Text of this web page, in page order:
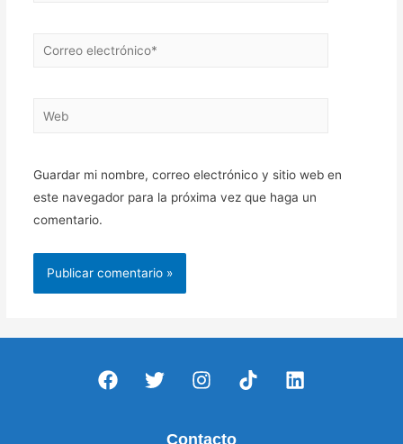
Correo
Web
Guardar mi nombre, correo electrónico y sitio web en
este navegador para la próxima vez que haga un
comentario.
Contacto